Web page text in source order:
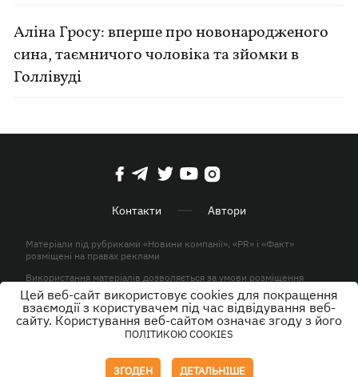
Аліна Гросу: вперше про новонародженого
сина, таємничого чоловіка та зйомки в
Голлівуді
Контакти Автори
Матеріали під рубриками «Новини компанії», «PR» і «Факт»
розміщені на правах реклами
Використання матеріалів дозволяється за умови розміщення
активного гіперпосилання на KP.UA в першому абзаці.
© ТОВ «ЮЛАВ МЕДІА» 2026. Всі права захищені.
Цей веб-сайт використовує cookies для покращення
взаємодії з користувачем під час відвідування веб-
сайту. Користування веб-сайтом означає згоду з його
ПОЛІТИКОЮ COOKIES
ЗГОДЕН ДЕТАЛЬНІШЕ